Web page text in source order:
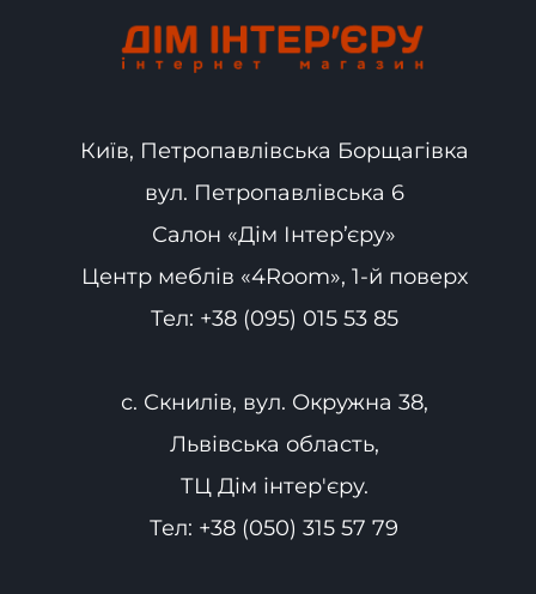
Київ, Петропавлівська Борщагівка
вул. Петропавлівська 6
Салон «Дім Інтер’єру»
Центр меблів «4Room», 1-й поверх
Тел: +38 (095) 015 53 85
с. Скнилів, вул. Окружна 38,
Львівська область,
ТЦ Дім інтер'єру.
Тел: +38 (050) 315 57 79